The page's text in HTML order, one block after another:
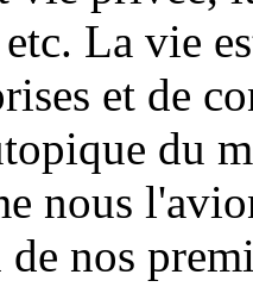
La vie
et de
du
nous
nos